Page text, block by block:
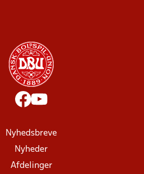
Nyhedsbreve
Nyheder
Afdelinger